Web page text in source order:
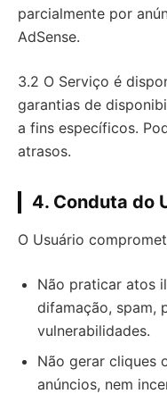
parcialmente por
AdSense.
3.2 O Serviço é
garantias de
a fins específicos.
atrasos.
4. Conduta do
O Usuário
Não praticar atos
difamação, spam,
vulnerabilidades.
Não gerar cliques
anúncios, nem